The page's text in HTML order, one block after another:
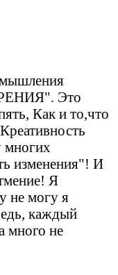
мышления
Это
Как и то,что
многих
изменения"! И
Я
не могу я
каждый
много не